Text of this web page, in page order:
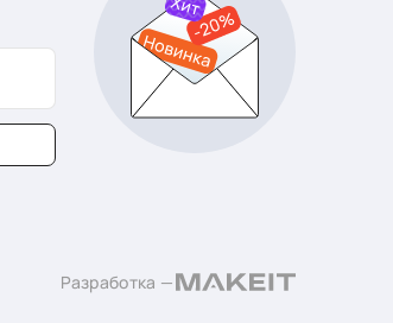
Разработка —